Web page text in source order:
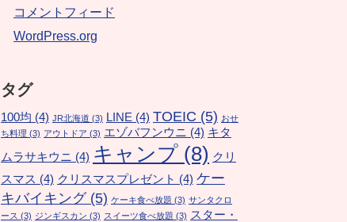
コメントフィード
WordPress.org
タグ
100均 (4) JR北海道 (3) LINE (4) TOEIC (5) おせ
ち料理 (3) アウトドア (3) エゾバフンウニ (4) キタ
ムラサキウニ (4) キャンプ (8) クリ
スマス (4) クリスマスプレゼント (4) ケー
キバイキング(5) ケーキ食べ放題 (3) サンタクロ
ース (3) ジンギスカン (3) スイーツ食べ放題 (3) スター・